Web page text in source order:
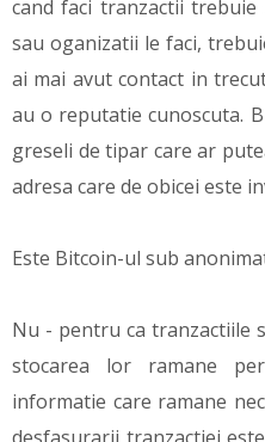
cand faci tranzactii
sau oganizatii le faci,
ai mai avut contact in
au o reputatie cunoscuta.
greseli de tipar care ar
adresa care de obicei este
Este Bitcoin-ul sub
Nu - pentru ca tranzactiile
stocarea lor ramane
informatie care ramane